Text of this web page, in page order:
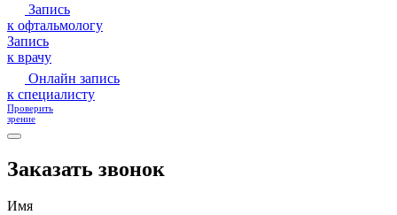
Запись
к офтальмологу
Запись
к врачу
Онлайн запись
к специалисту
Проверить
зрение
Заказать звонок
Имя